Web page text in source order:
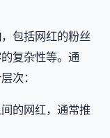
包括网红的粉丝
复杂性等。通
次：
的网红，通常推